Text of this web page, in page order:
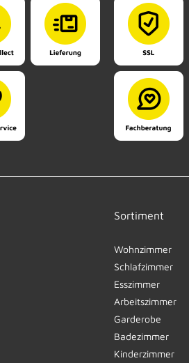
Sortiment
Wohnzimmer
Schlafzimmer
Esszimmer
Arbeitszimmer
Garderobe
Badezimmer
Kinderzimmer